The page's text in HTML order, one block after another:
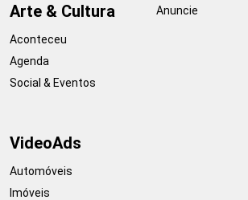
Arte & Cultura
Aconteceu
Agenda
Social & Eventos
Anuncie
VideoAds
Automóveis
Imóveis